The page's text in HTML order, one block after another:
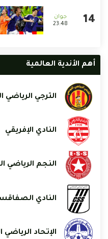
23:48
أهم الأندية العالمية
الترجي الرياضي
النادي الإفريقي
النجم الرياضي
النادي
الإتحاد